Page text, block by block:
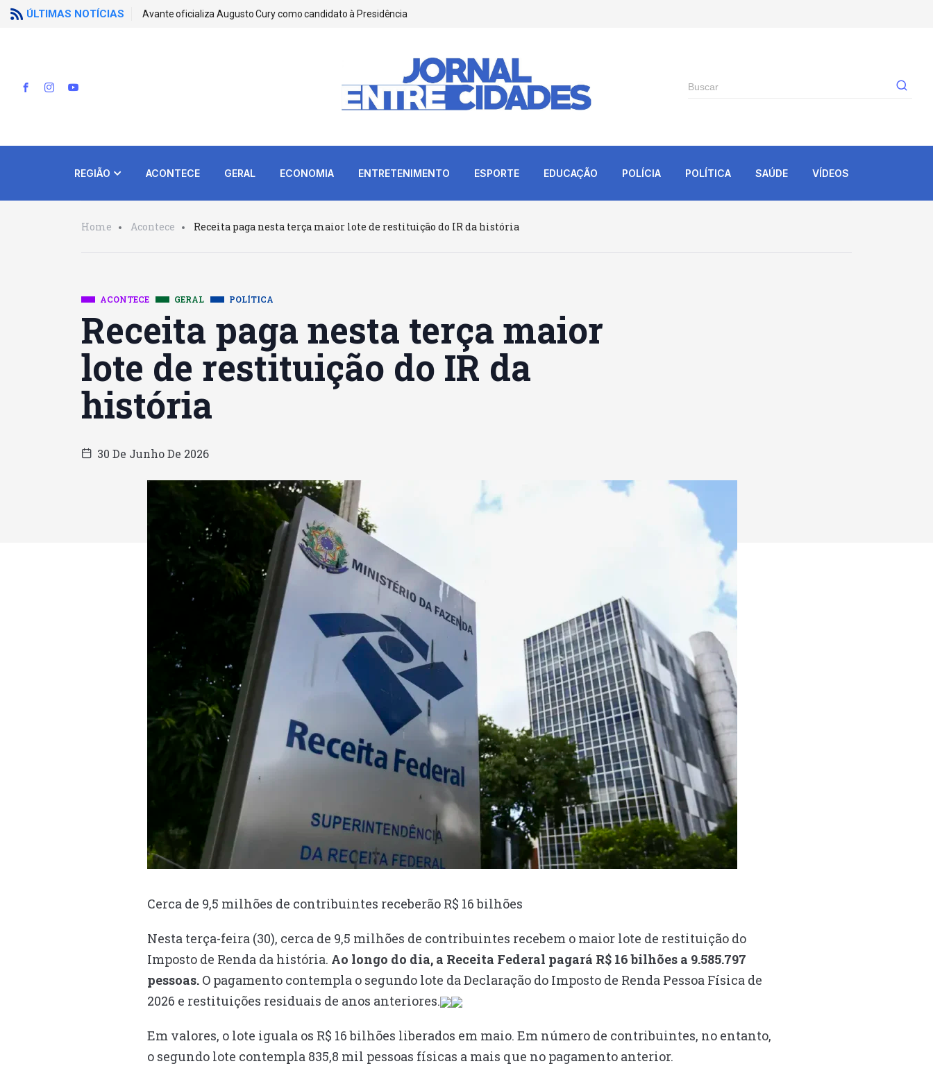
ÚLTIMAS NOTÍCIAS Avante oficializa Augusto Cury como candidato à Presidência
REGIÃO ACONTECE GERAL ECONOMIA ENTRETENIMENTO ESPORTE EDUCAÇÃO POLÍCIA POLÍTICA SAÚDE VÍDEOS
Home Acontece Receita paga nesta terça maior lote de restituição do IR da história
ACONTECE GERAL POLÍTICA
Receita paga nesta terça maior
lote de restituição do IR da
história
30 De Junho De 2026
Cerca de 9,5 milhões de contribuintes receberão R$ 16 bilhões
Nesta terça-feira (30), cerca de 9,5 milhões de contribuintes recebem o maior lote de restituição do
Imposto de Renda da história. Ao longo do dia, a Receita Federal pagará R$ 16 bilhões a 9.585.797
pessoas. O pagamento contempla o segundo lote da Declaração do Imposto de Renda Pessoa Física de
2026 e restituições residuais de anos anteriores.
Em valores, o lote iguala os R$ 16 bilhões liberados em maio. Em número de contribuintes, no entanto,
o segundo lote contempla 835,8 mil pessoas físicas a mais que no pagamento anterior.